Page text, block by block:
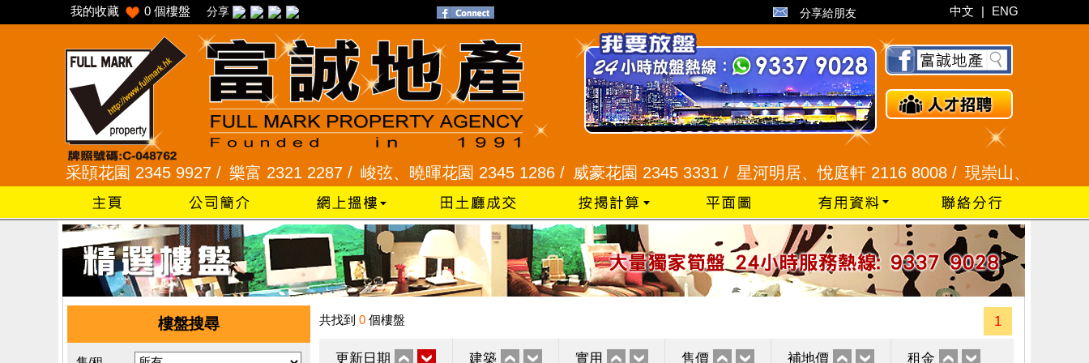
我的收藏 0 個樓盤 分享 分享給朋友 中文 | ENG
采頣花園 2345 9927 /樂富 2321 2287 /峻弦、曉暉花園 2345 1286 /威豪花園 2345 3331 /星河明居、悅庭軒 2116 8008 /現崇山、譽港灣 2345
樓盤搜尋 共找到 0 個樓盤 1
更新日期 建築 實用 售價 補地價 租金